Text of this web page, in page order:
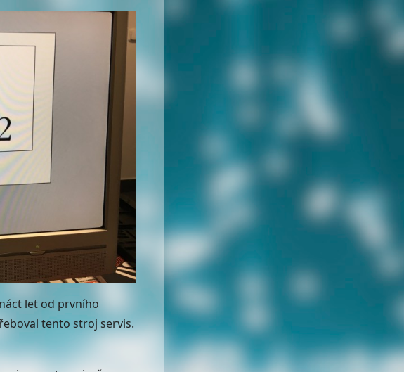
let od prvního
tento stroj servis.